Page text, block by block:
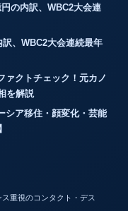
の内訳、WBC2大会連
、WBC2大会連続最年
クトチェック！元カノ
を解説
シア移住・顔変化・芸能
重視のコンタクト・デス